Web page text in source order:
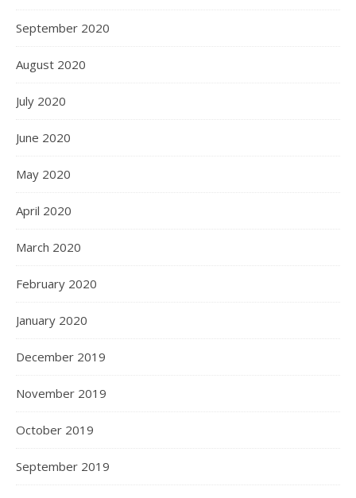
September 2020
August 2020
July 2020
June 2020
May 2020
April 2020
March 2020
February 2020
January 2020
December 2019
November 2019
October 2019
September 2019